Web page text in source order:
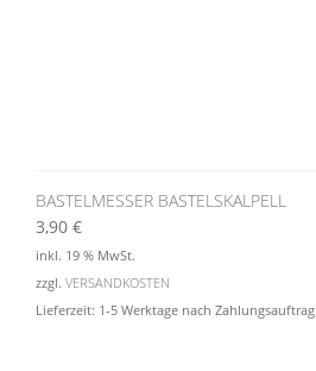
BASTELMESSER BASTELSKALPELL
3,90 €
inkl. 19 % MwSt.
zzgl. VERSANDKOSTEN
Lieferzeit: 1-5 Werktage nach Zahlungsauftrag